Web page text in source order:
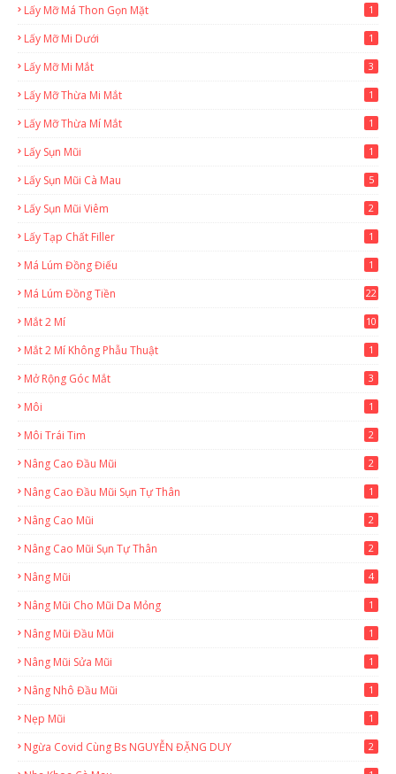
Lấy Mỡ Má Thon Gọn Mặt 1
Lấy Mỡ Mi Dưới 1
Lấy Mỡ Mi Mắt 3
Lấy Mỡ Thừa Mi Mắt 1
Lấy Mỡ Thừa Mí Mắt 1
Lấy Sụn Mũi 1
Lấy Sụn Mũi Cà Mau 5
Lấy Sụn Mũi Viêm 2
Lấy Tạp Chất Filler 1
Má Lúm Đồng Điếu 1
Má Lúm Đồng Tiền 22
Mắt 2 Mí 10
Mắt 2 Mí Không Phẫu Thuật 1
Mở Rộng Góc Mắt 3
Môi 1
Môi Trái Tim 2
Nâng Cao Đầu Mũi 2
Nâng Cao Đầu Mũi Sụn Tự Thân 1
Nâng Cao Mũi 2
Nâng Cao Mũi Sụn Tự Thân 2
Nâng Mũi 4
Nâng Mũi Cho Mũi Da Mỏng 1
Nâng Mũi Đầu Mũi 1
Nâng Mũi Sửa Mũi 1
Nâng Nhô Đầu Mũi 1
Nẹp Mũi 1
Ngừa Covid Cùng Bs NGUYỄN ĐẶNG DUY 2